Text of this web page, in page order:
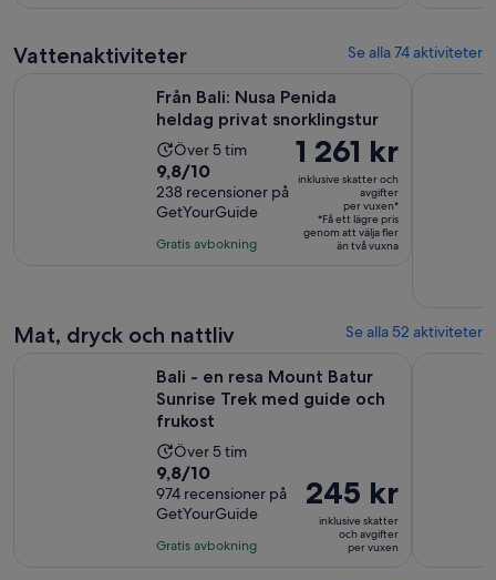
Vattenaktiviteter Se alla 74 aktiviteter
Från Bali: Nusa Penida
heldag privat snorklingstur
Aktivitetens
längd
är
5
timmar
Över 5 tim
9.8
av
10
med
9,8/10
238 recensioner på
GetYourGuide
Gratis avbokning
Priset
är
1 261 kr
per
vuxen*
1 261 kr
inklusive skatter och
avgifter
per vuxen*
*Få ett lägre pris
genom att välja fler
än två vuxna
Från Bali: Nusa Penida heldag privat snorklingstur
Mat, dryck och nattliv Se alla 52 aktiviteter
Bali - en resa Mount Batur
Sunrise Trek med guide och
frukost
Aktivitetens
längd
är
5
timmar
Över 5 tim
9.8
av
10
med
9,8/10
974 recensioner på
GetYourGuide
Gratis avbokning
Priset
är
245 kr
245 kr
inklusive skatter
och avgifter
per vuxen